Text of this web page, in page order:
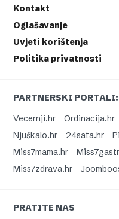
Kontakt
Oglašavanje
Uvjeti korištenja
Politika privatnosti
PARTNERSKI PORTALI:
Vecernji.hr
Ordinacija.hr
Njuškalo.hr
24sata.hr
Miss7mama.hr
Miss7zdrava.hr
PRATITE NAS